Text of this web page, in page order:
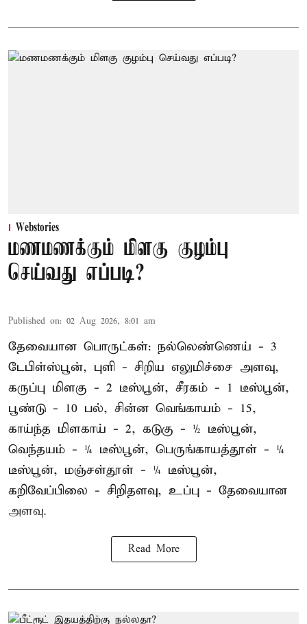
Webstories
மணமணக்கும் மிளகு குழம்பு
செய்வது எப்படி?
Published on: 02 Aug 2026, 8:01 am
தேவையான பொருட்கள்: நல்லெண்ணெய் - 3
டேபிள்ஸ்பூன், புளி - சிறிய எலுமிச்சை அளவு,
கருப்பு மிளகு - 2 டீஸ்பூன், சீரகம் - 1 டீஸ்பூன்,
பூண்டு - 10 பல், சின்ன வெங்காயம் - 15,
காய்ந்த மிளகாய் - 2, கடுகு - ½ டீஸ்பூன்,
வெந்தயம் - ¼ டீஸ்பூன், பெருங்காயத்தூள் - ¼
டீஸ்பூன், மஞ்சள்தூள் - ¼ டீஸ்பூன்,
கறிவேப்பிலை - சிறிதளவு, உப்பு - தேவையான
அளவு.
Read More